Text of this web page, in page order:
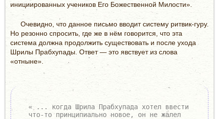
инициированных учеников Его Божественной Милости».
Очевидно, что данное письмо вводит систему ритвик-гуру.
Но резонно спросить, где же в нём говорится, что эта
система должна продолжить существовать и после ухода
Шрилы Прабхупады. Ответ — это явствует из слова
«отныне».
« ... когда Шрила Прабхупада хотел ввести
что-то прин­ципиально новое, он не жалел